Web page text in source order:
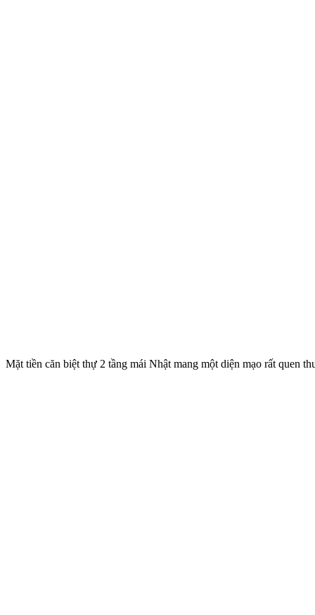
Mặt tiền căn biệt thự 2 tầng mái Nhật mang một diện mạo rất quen